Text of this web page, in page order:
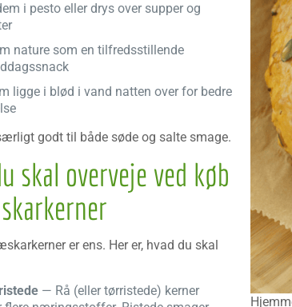
i pesto eller drys over supper og
nature som en tilfredsstillende
ligge i blød i vand natten over for bedre
godt til både søde og salte smage.
skal overveje ved køb
er ens. Her er, hvad du skal
— Rå (eller tørristede) kerner